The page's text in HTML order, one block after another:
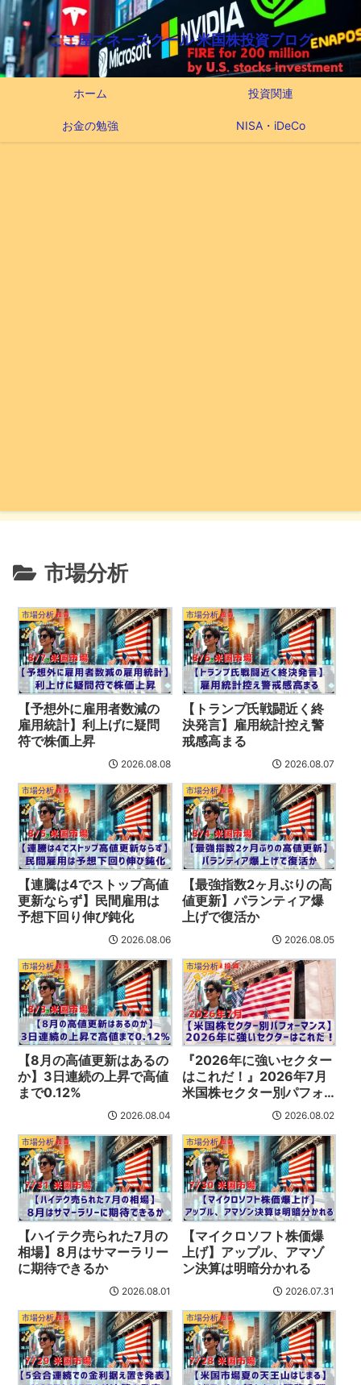
ここ屋マネースクール 米国株投資ブログ
ホーム 投資関連
お金の勉強 NISA・iDeCo
市場分析
市場分析
【予想外に雇用者数減の
雇用統計】利上げに疑問
符で株価上昇
2026.08.08
市場分析
【トランプ氏戦闘近く終
決発言】雇用統計控え警
戒感高まる
2026.08.07
市場分析
【連騰は4でストップ高値
更新ならず】民間雇用は
予想下回り伸び鈍化
2026.08.06
市場分析
【最強指数2ヶ月ぶりの高
値更新】パランティア爆
上げで復活か
2026.08.05
市場分析
【8月の高値更新はあるの
か】3日連続の上昇で高値
まで0.12%
2026.08.04
市場分析
『2026年に強いセクター
はこれだ！』2026年7月
米国株セクター別パフォ
2026.08.02
市場分析
【ハイテク売られた7月の
相場】8月はサマーラリー
に期待できるか
2026.08.01
市場分析
【マイクロソフト株価爆
上げ】アップル、アマゾ
ン決算は明暗分かれる
2026.07.31
市場分析 市場分析